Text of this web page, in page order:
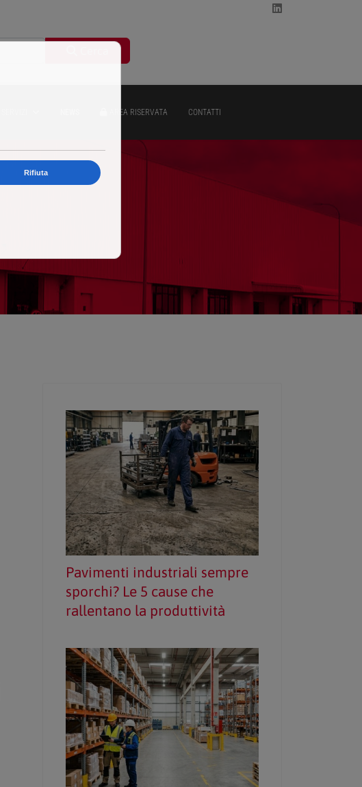
AREA RISERVATA CONTATTI
Pavimenti industriali sempre
sporchi? Le 5 cause che
rallentano la produttività